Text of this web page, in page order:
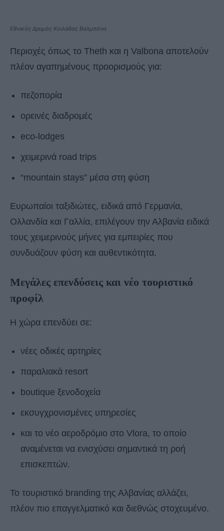
Εθνικός Δρυμός Κοιλάδας Βαλμπόνα
Περιοχές όπως το Theth και η Valbona αποτελούν
πλέον αγαπημένους προορισμούς για:
πεζοπορία
ορεινές διαδρομές
eco-lodges
χειμερινά road trips
“mountain stays” μέσα στη φύση
Ευρωπαίοι ταξιδιώτες, ειδικά από Γερμανία,
Ολλανδία και Γαλλία, επιλέγουν την Αλβανία ειδικά
τους χειμερινούς μήνες για εμπειρίες που
συνδυάζουν φύση και αυθεντικότητα.
Μεγάλες επενδύσεις και νέο τουριστικό
προφίλ
Η χώρα επενδύει σε:
νέες οδικές αρτηρίες
παραλιακά resort
boutique ξενοδοχεία
εκσυγχρονισμένες υπηρεσίες
και το νέο αεροδρόμιο στο Vlora, το οποίο
αναμένεται να ενισχύσει σημαντικά τη ροή
επισκεπτών.
Το τουριστικό branding της Αλβανίας αλλάζει,
πλέον πιο επαγγελματικό και διεθνώς στοχευμένο.